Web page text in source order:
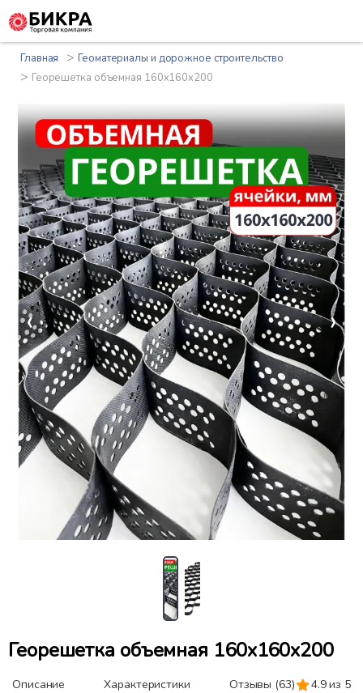
Главная >Геоматериалы и дорожное строительство
> Георешетка объемная 160x160x200
‹ ›
Георешетка объемная 160x160x200
Описание Характеристики Отзывы (63) 4.9 из 5